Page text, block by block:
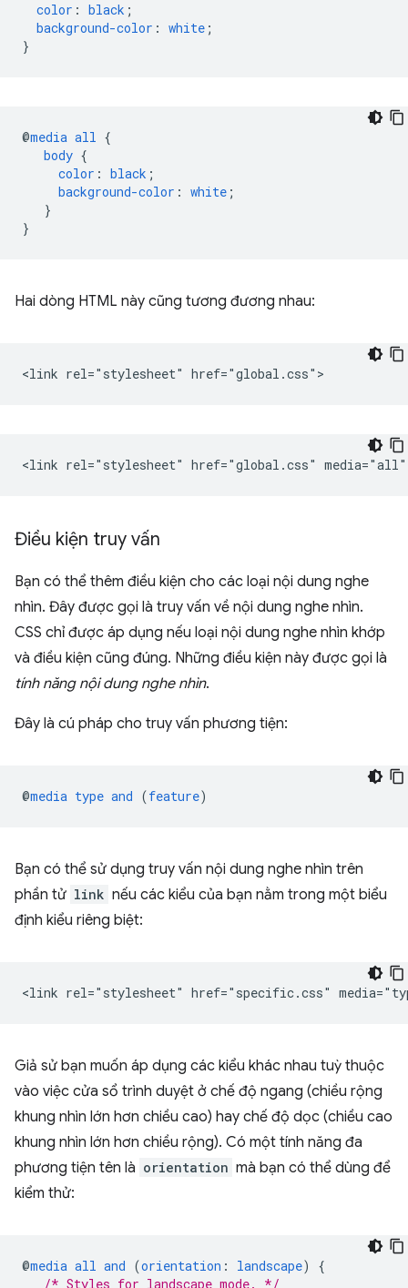
color : black ;
background-color : white ;
}
@media all {
body {
color : black ;
background-color : white ;
}
}
Hai dòng HTML này cũng tương đương nhau:
Điều kiện truy vấn
Bạn có thể thêm điều kiện cho các loại nội dung nghe
nhìn. Đây được gọi là truy vấn về nội dung nghe nhìn.
CSS chỉ được áp dụng nếu loại nội dung nghe nhìn khớp
và điều kiện cũng đúng. Những điều kiện này được gọi là
tính năng nội dung nghe nhìn.
Đây là cú pháp cho truy vấn phương tiện:
@media type and (feature)
Bạn có thể sử dụng truy vấn nội dung nghe nhìn trên
phần tử link nếu các kiểu của bạn nằm trong một biểu
định kiểu riêng biệt:
Giả sử bạn muốn áp dụng các kiểu khác nhau tuỳ thuộc
vào việc cửa sổ trình duyệt ở chế độ ngang (chiều rộng
khung nhìn lớn hơn chiều cao) hay chế độ dọc (chiều cao
khung nhìn lớn hơn chiều rộng). Có một tính năng đa
phương tiện tên là orientation mà bạn có thể dùng để
kiểm thử:
@media all and (orientation : landscape)
{
/* Styles for landscape mode. */